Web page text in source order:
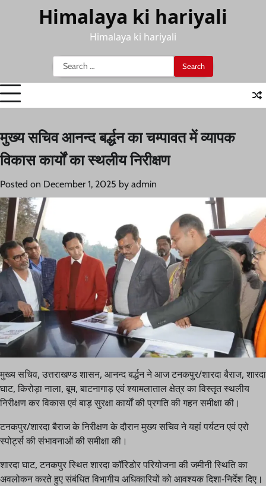
Himalaya ki hariyali
Himalaya ki hariyali
Search
for:
मुख्य सचिव आनन्द बर्द्धन का चम्पावत में व्यापक
विकास कार्यों का स्थलीय निरीक्षण
Posted on December 1, 2025 by admin
मुख्य सचिव, उत्तराखण्ड शासन, आनन्द बर्द्धन ने आज टनकपुर/शारदा बैराज, शारदा
घाट, किरोड़ा नाला, बूम, बाटनागाड़ एवं श्यामलाताल क्षेत्र का विस्तृत स्थलीय
निरीक्षण कर विकास एवं बाड़ सुरक्षा कार्यों की प्रगति की गहन समीक्षा की।
टनकपुर/शारदा बैराज के निरीक्षण के दौरान मुख्य सचिव ने यहां पर्यटन एवं एरो
स्पोर्ट्स की संभावनाओं की समीक्षा की।
शारदा घाट, टनकपुर स्थित शारदा कॉरिडोर परियोजना की जमीनी स्थिति का
अवलोकन करते हुए संबंधित विभागीय अधिकारियों को आवश्यक दिशा-निर्देश दिए।